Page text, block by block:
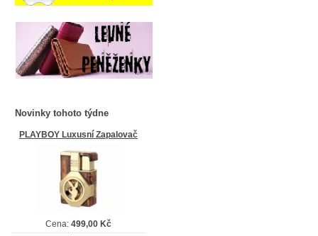
Novinky tohoto týdne
PLAYBOY Luxusní Zapalovač
Cena: 499,00 Kč